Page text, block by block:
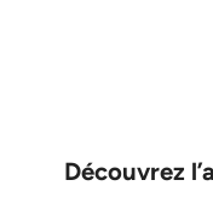
Découvrez